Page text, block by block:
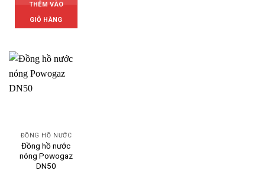
THÊM VÀO
GIỎ HÀNG
ĐỒNG HỒ NƯỚC
Đồng hồ nước
nóng Powogaz
DN50